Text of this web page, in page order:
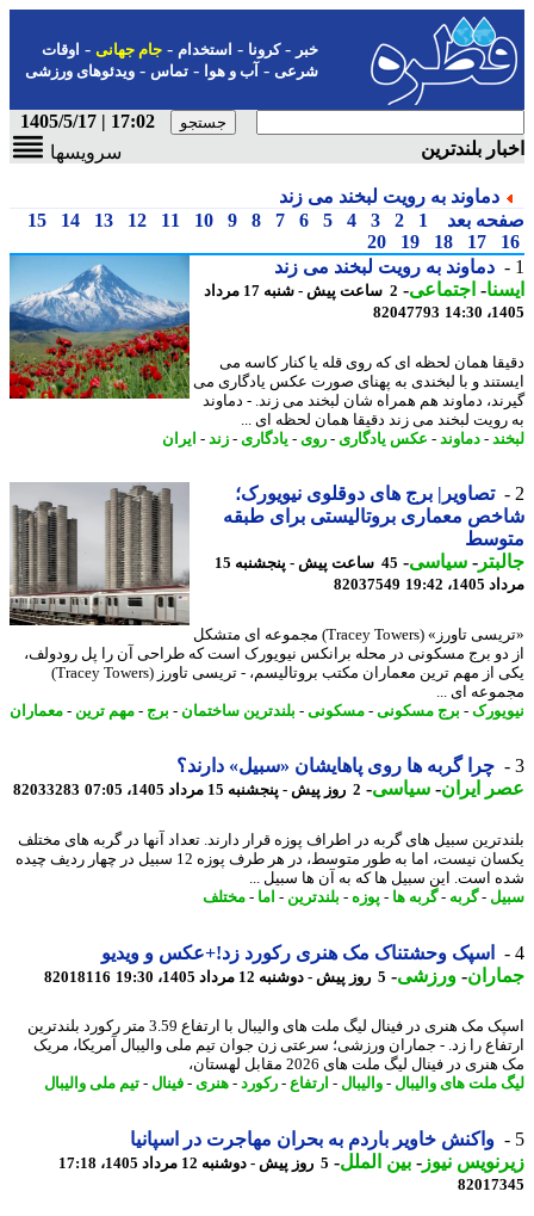
-کرونا-استخدام- جام جهانی-اوقات
شرعی-آب و هوا-تماس-ویدئوهای ورزشی
17:02 | 1405/5/17
بلندترین
سرویسها
دماوند به رویت لبخند می زند
بعد
1
2
3
4
5
6
7
8
9
10
11
12
13
14
15
17
18
19
20
دماوند به رویت لبخند می زند
-اجتماعی-
2 ساعت پیش - شنبه 17 مرداد
82047793
همان لحظه ای که روی قله یا کنار کاسه می
و با لبخندی به پهنای صورت عکس یادگاری می
دماوند هم همراه شان لبخند می زند. - دماوند
لبخند می زند دقیقا همان لحظه ای ...
-دماوند-عکس یادگاری- روی -یادگاری- زند - ایران
تصاویر| برج های دوقلوی نیویورک؛
معماری بروتالیستی برای طبقه
-سیاسی-
45 ساعت پیش - پنجشنبه 15
19:42
82037549
«تریسی تاورز» (Tracey Towers) مجموعه ای متشکل
برج مسکونی در محله برانکس نیویورک است که طراحی آن را پل رودولف،
یکی از مهم ترین معماران مکتب بروتالیسم، - تریسی تاورز (Tracey Towers)
ای ...
- برج مسکونی-مسکونی-بلندترین ساختمان-برج-مهم ترین- معماران
چرا گربه ها روی پاهایشان «سبیل» دارند؟
ایران- سیاسی-2 روز پیش - پنجشنبه 15 مرداد 1405، 07:05 82033283
سبیل های گربه در اطراف پوزه قرار دارند. تعداد آنها در گربه های مختلف
یکسان نیست، اما به طور متوسط، در هر طرف پوزه 12 سبیل در چهار ردیف چیده
است. این سبیل ها که به آن ها سبیل ...
-گربه- گربه ها - پوزه -بلندترین- اما - مختلف
اسپک وحشتناک مک هنری رکورد زد!+عکس و ویدیو
- ورزشی-5 روز پیش - دوشنبه 12 مرداد 1405، 19:30 82018116
اسپک مک هنری در فینال لیگ ملت های والیبال با ارتفاع 3.59 متر رکورد بلندترین
را زد. - جماران ورزشی؛ سرعتی زن جوان تیم ملی والیبال آمریکا، مریک
در فینال لیگ ملت های 2026 مقابل لهستان،
ملت های والیبال-والیبال-ارتفاع -رکورد-هنری- فینال-تیم ملی والیبال
واکنش خاویر باردم به بحران مهاجرت در اسپانیا
نیوز-بین الملل-5 روز پیش - دوشنبه 12 مرداد 1405، 17:18